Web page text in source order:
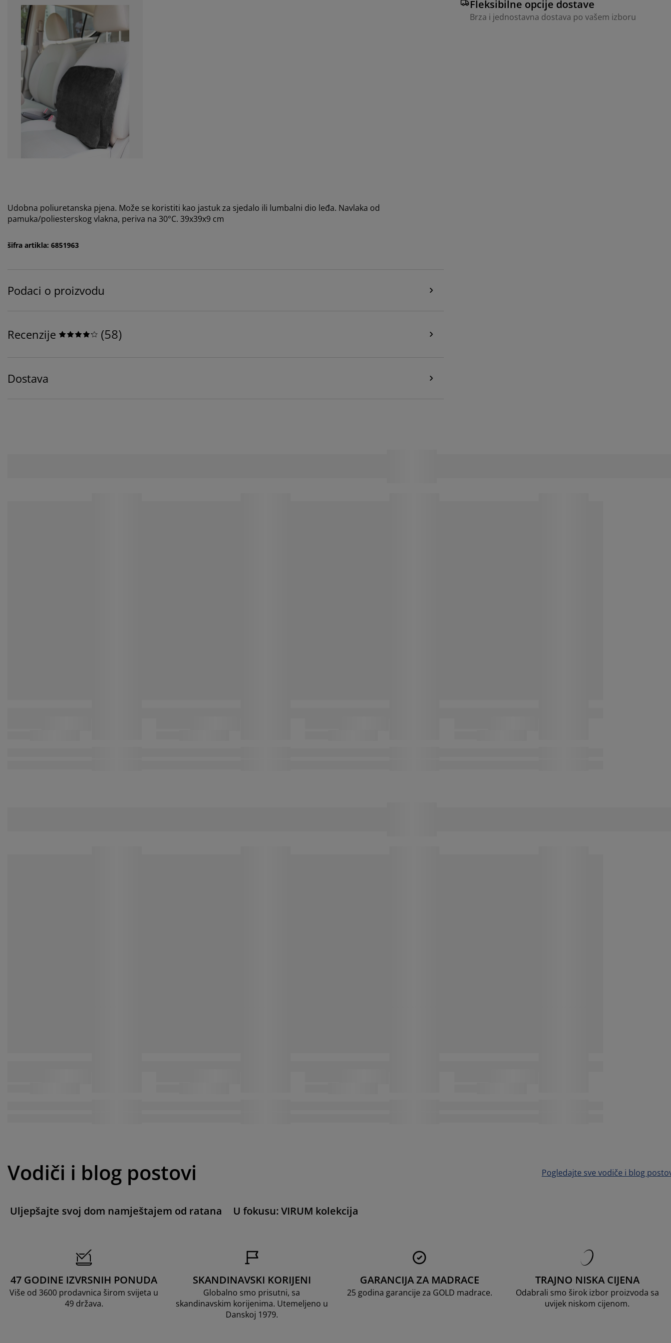
Fleksibilne opcije dostave
Brza i jednostavna dostava po vašem izboru
Udobna poliuretanska pjena. Može se koristiti kao jastuk za sjedalo ili lumbalni dio leđa. Navlaka od
pamuka/poliesterskog vlakna, periva na 30°C. 39x39x9 cm
šifra artikla: 6851963
Podaci o proizvodu
Recenzije (58)
Dostava
Vodiči i blog postovi Pogledajte sve vodiče i blog
Uljepšajte svoj dom namještajem od ratana U fokusu: VIRUM kolekcija
47 GODINE IZVRSNIH PONUDA
Više od 3600 prodavnica širom svijeta u
49 država.
SKANDINAVSKI KORIJENI
Globalno smo prisutni, sa
skandinavskim korijenima. Utemeljeno u
Danskoj 1979.
GARANCIJA ZA MADRACE
25 godina garancije za GOLD madrace.
TRAJNO NISKA CIJENA
Odabrali smo širok izbor proizvoda sa
uvijek niskom cijenom.